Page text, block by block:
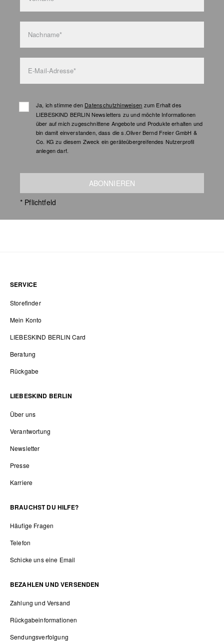
Nachname*
E-Mail-Adresse*
Ja, ich stimme den Datenschutzhinweisen zum Erhalt des
LIEBESKIND BERLIN Newsletters zu und möchte Informationen
über auf mich zugeschnittene Angebote und Produkte erhalten und
bin damit einverstanden, dass die s.Oliver Bernd Freier GmbH &
Co. KG zu diesem Zweck ein geräteübergreifendes Nutzerprofil
anlegen darf.
ABONNIEREN
* Pflichtfeld
SERVICE
Storefinder
Mein Konto
LIEBESKIND BERLIN Card
Beratung
Rückgabe
LIEBESKIND BERLIN
Über uns
Verantwortung
Newsletter
Presse
Karriere
BRAUCHST DU HILFE?
Häufige Fragen
Telefon
Schicke uns eine Email
BEZAHLEN UND VERSENDEN
Zahlung und Versand
Rückgabeinformationen
Sendungsverfolgung